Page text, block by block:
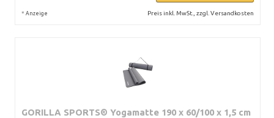
* Anzeige Preis inkl. MwSt., zzgl. Versandkosten
GORILLA SPORTS® Yogamatte 190 x 60/100 x 1,5 cm